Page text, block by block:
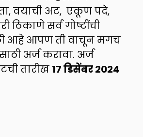
वयाची अट, एकूण पदे,
ठिकाणे सर्व गोष्टींची
आहे आपण ती वाचून मगच
अर्ज करावा. अर्ज
तारीख 17 डिसेंबर 2024